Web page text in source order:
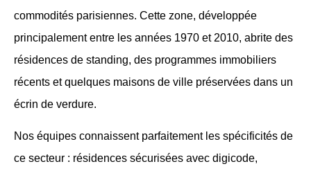
commodités parisiennes. Cette zone, développée
principalement entre les années 1970 et 2010, abrite des
résidences de standing, des programmes immobiliers
récents et quelques maisons de ville préservées dans un
écrin de verdure.
Nos équipes connaissent parfaitement les spécificités de
ce secteur : résidences sécurisées avec digicode,